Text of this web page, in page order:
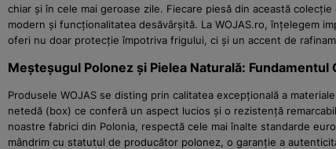
chiar și în cele mai geroase zile. Fiecare piesă din această
modern și funcționalitatea desăvârșită. La WOJAS.ro, înțelegem
oferi nu doar protecție împotriva frigului, ci și un accent de
Meșteșugul Polonez și Pielea Naturală: Fundamentul
Produsele WOJAS se disting prin calitatea excepțională a
netedă (box) ce conferă un aspect lucios și o rezistență
noastre fabrici din Polonia, respectă cele mai înalte standarde
mândrim cu statutul de producător polonez, o garanție a